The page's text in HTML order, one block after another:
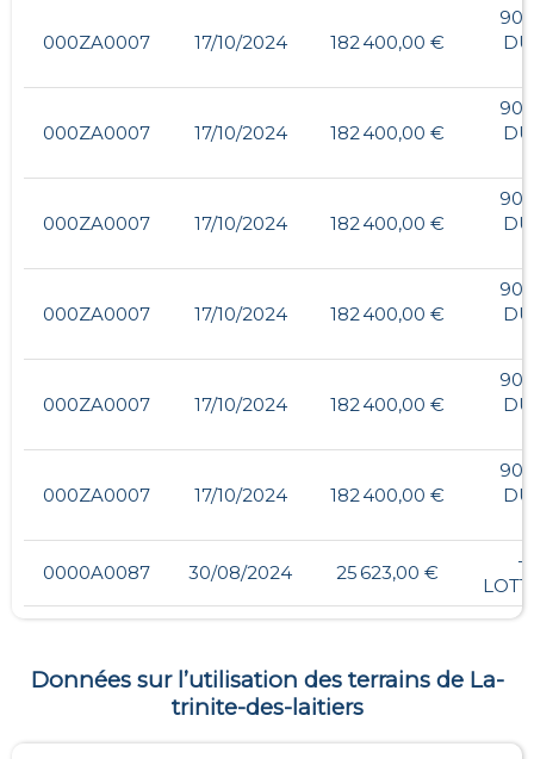
000ZA0007 17/10/2024 182 400,00 €
000ZA0007 17/10/2024 182 400,00 €
000ZA0007 17/10/2024 182 400,00 €
000ZA0007 17/10/2024 182 400,00 €
000ZA0007 17/10/2024 182 400,00 €
000ZA0007 17/10/2024 182 400,00 €
0000A0087 30/08/2024 25 623,00 €
-
Données sur l’utilisation des terrains de La-
trinite-des-laitiers